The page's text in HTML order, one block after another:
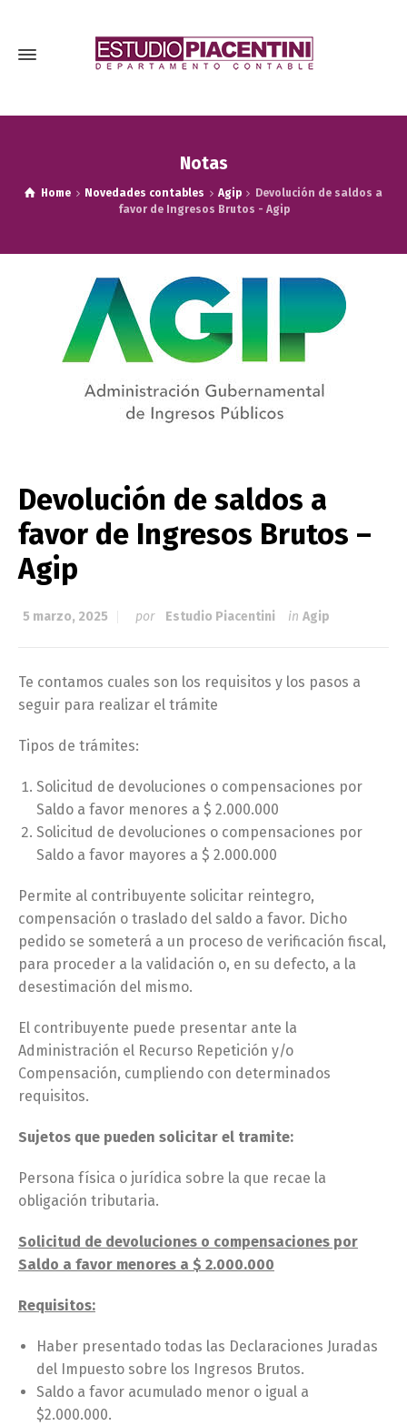
Notas
Home Novedades contables Agip
Devolución de saldos a
favor de Ingresos Brutos - Agip
Devolución de saldos a
favor de Ingresos Brutos –
Agip
5 marzo, 2025 por Estudio Piacentini in Agip
Te contamos cuales son los requisitos y los pasos a
seguir para realizar el trámite
Tipos de trámites:
Solicitud de devoluciones o compensaciones por
Saldo a favor menores a $ 2.000.000
Solicitud de devoluciones o compensaciones por
Saldo a favor mayores a $ 2.000.000
Permite al contribuyente solicitar reintegro,
compensación o traslado del saldo a favor. Dicho
pedido se someterá a un proceso de verificación fiscal,
para proceder a la validación o, en su defecto, a la
desestimación del mismo.
El contribuyente puede presentar ante la
Administración el Recurso Repetición y/o
Compensación, cumpliendo con determinados
requisitos.
Sujetos que pueden solicitar el tramite:
Persona física o jurídica sobre la que recae la
obligación tributaria.
Solicitud de devoluciones o compensaciones por
Saldo a favor menores a $ 2.000.000
Requisitos:
Haber presentado todas las Declaraciones Juradas
del Impuesto sobre los Ingresos Brutos.
Saldo a favor acumulado menor o igual a
$2.000.000.